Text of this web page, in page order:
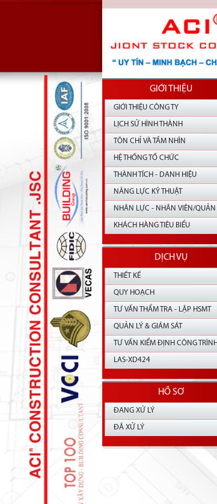
GIỚI THIỆU
GIỚI THIỆU CÔNG TY
LỊCH SỬ HÌNH THÀNH
TÔN CHỈ VÀ TẦM NHÌN
HỆ THỐNG TỔ CHỨC
THÀNH TÍCH - DANH HIỆU
NĂNG LỰC KỸ THUẬT
NHÂN LỰC - NHÂN VIÊN/QUẢN
KHÁCH HÀNG TIÊU BIỂU
DỊCH VỤ
THIẾT KẾ
QUY HOẠCH
TƯ VẤN THẨM TRA - LẬP HSMT
QUẢN LÝ & GIÁM SÁT
TƯ VẤN KIỂM ĐỊNH CÔNG TRÌNH
LAS-XD424
HỒ SƠ
ĐANG XỬ LÝ
ĐÃ XỬ LÝ